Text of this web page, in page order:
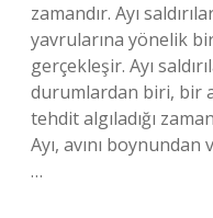
zamandır. Ayı
yavrularına yönelik
gerçekleşir. Ayı
durumlardan biri, bir
tehdit algıladığı
Ayı, avını boynundan
…